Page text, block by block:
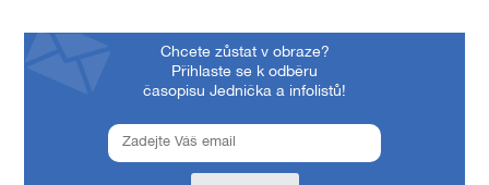
Chcete zůstat v obraze?
Přihlaste se k odběru
časopisu Jednička a infolistů!